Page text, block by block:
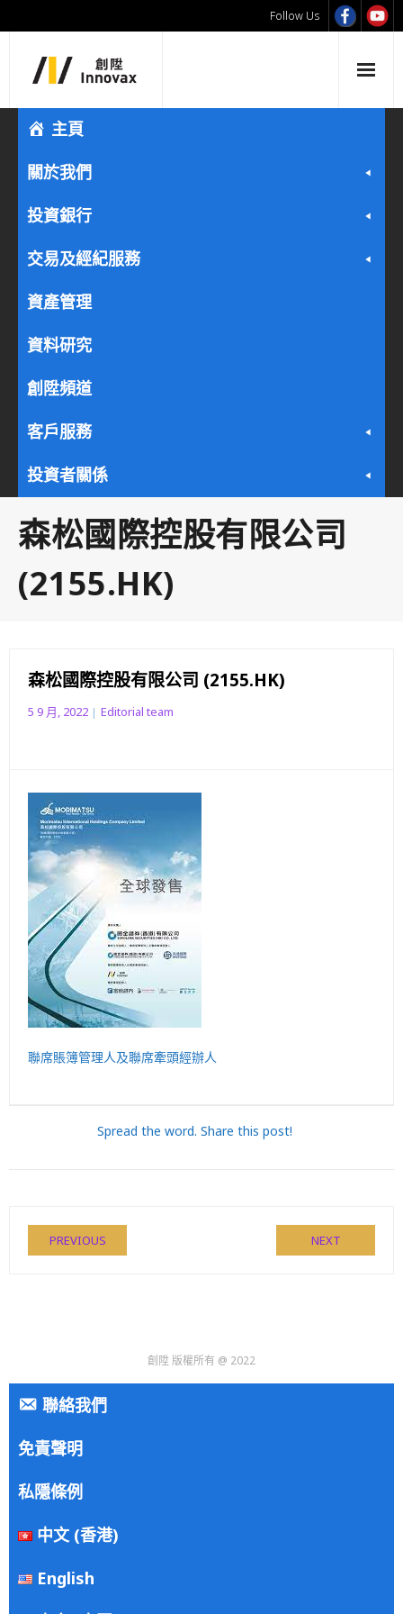
Follow Us
主頁
關於我們
投資銀行
交易及經紀服務
資產管理
資料研究
創陞頻道
客戶服務
投資者關係
森松國際控股有限公司
(2155.HK)
森松國際控股有限公司 (2155.HK)
5 9 月, 2022 Editorial team
聯席賬簿管理人及聯席牽頭經辦人
Spread the word. Share this post!
PREVIOUS NEXT
創陞 版權所有 @ 2022
聯絡我們
免責聲明
私隱條例
中文 (香港)
English